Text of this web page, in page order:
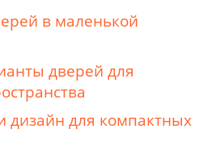
в маленькой
дверей для
дизайн для компактных